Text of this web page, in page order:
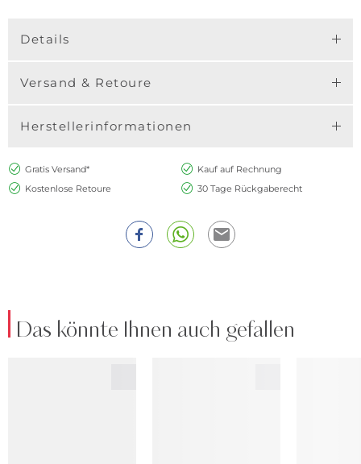
Details
Versand & Retoure
Herstellerinformationen
Gratis Versand*
Kauf auf Rechnung
Kostenlose Retoure
30 Tage Rückgaberecht
Das könnte Ihnen auch gefallen